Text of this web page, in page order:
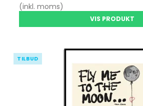
(inkl. moms)
VIS PRODUKT
TILBUD